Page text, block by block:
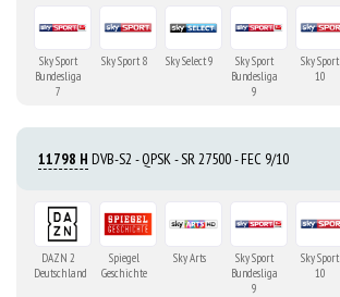
Sky Sport
Bundesliga
7
Sky Sport 8 Sky Select 9
Sky Sport
Bundesliga
9
Sky Sport
10
11798 H DVB-S2 - QPSK - SR 27500 - FEC 9/10
DAZN 2
Deutschland
Spiegel
Geschichte
Sky Arts
Sky Sport
Bundesliga
9
Sky Sport
10